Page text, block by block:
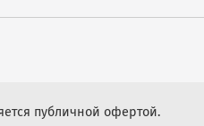
публичной офертой.